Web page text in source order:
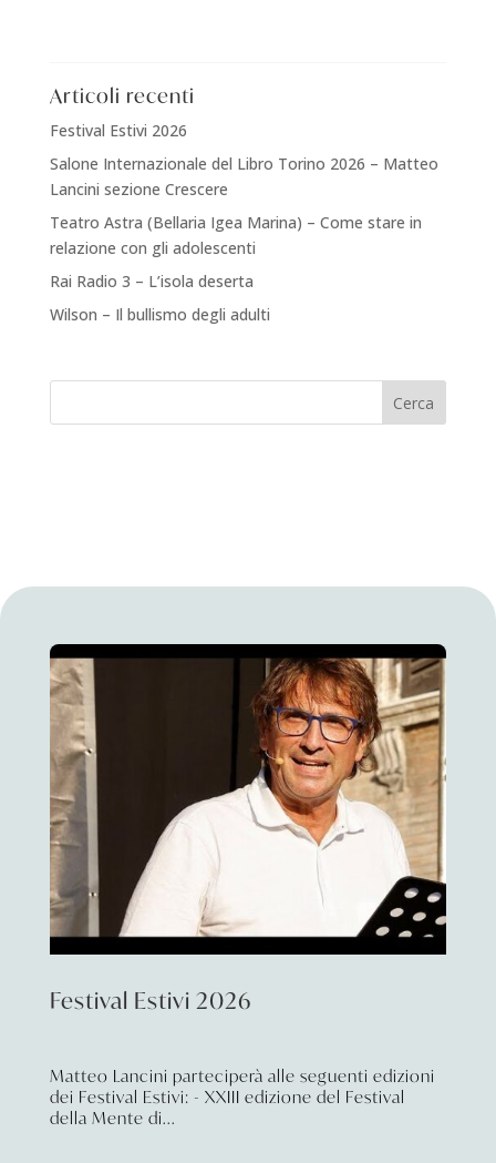
Articoli recenti
Festival Estivi 2026
Salone Internazionale del Libro Torino 2026 – Matteo
Lancini sezione Crescere
Teatro Astra (Bellaria Igea Marina) – Come stare in
relazione con gli adolescenti
Rai Radio 3 – L’isola deserta
Wilson – Il bullismo degli adulti
Festival Estivi 2026
Matteo Lancini parteciperà alle seguenti edizioni
dei Festival Estivi: - XXIII edizione del Festival
della Mente di...